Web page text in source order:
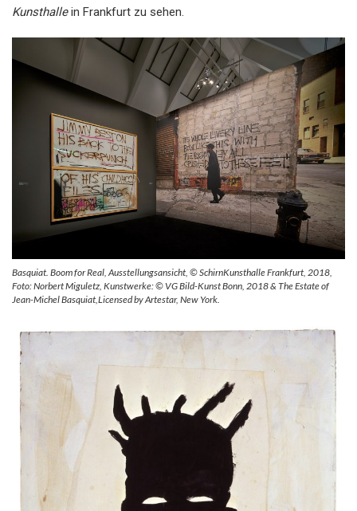
Kunsthallein Frankfurt zu sehen.
Basquiat. Boom for Real, Ausstellungsansicht, © SchirnKunsthalle Frankfurt, 2018,
Foto: Norbert Miguletz, Kunstwerke: © VG Bild-Kunst Bonn, 2018 & The Estate of
Jean-Michel Basquiat,Licensed by Artestar, New York.